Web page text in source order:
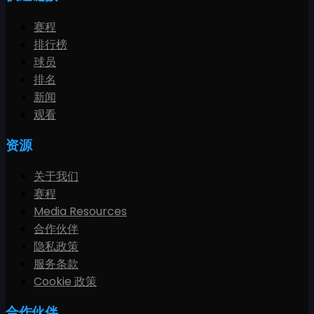
赛程
排行榜
球员
排名
新闻
观看
资源
关于我们
赛程
Media Resources
合作伙伴
隐私政策
服务条款
Cookie 政策